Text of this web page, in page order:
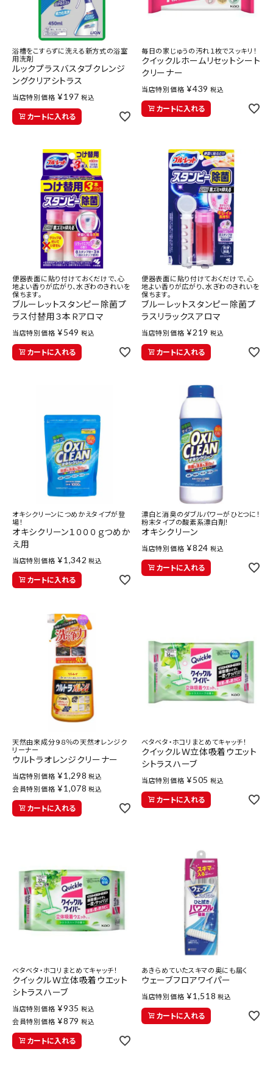
医薬品に関する注意事項
プライバシーポリシー
特定商取引法について
お問い合わせ
浴槽をこすらずに洗える新方式の浴室
用洗剤
ルックプラスバスタブクレンジ
ングクリアシトラス
当店特別価格 ¥197 税込
カートに入れる
毎日の家じゅうの汚れ１枚でスッキリ！
クイックルホームリセットシート
クリーナー
当店特別価格 ¥439 税込
カートに入れる
便器表面に貼り付けておくだけで、心
地よい香りが広がり、水ぎわのきれいを
保ちます。
ブルーレットスタンピー除菌プ
ラス付替用３本Ｒアロマ
当店特別価格 ¥549 税込
カートに入れる
便器表面に貼り付けておくだけで、心
地よい香りが広がり、水ぎわのきれいを
保ちます。
ブルーレットスタンピー除菌プ
ラスリラックスアロマ
当店特別価格 ¥219 税込
カートに入れる
オキシクリーンにつめかえタイプが登
場！
オキシクリーン１０００ｇつめか
え用
当店特別価格 ¥1,342 税込
カートに入れる
漂白と消臭のダブルパワーがひとつに！
粉末タイプの酸素系漂白剤！
オキシクリーン
当店特別価格 ¥824 税込
カートに入れる
天然由来成分９８％の天然オレンジク
リーナー
ウルトラオレンジクリーナー
当店特別価格 ¥1,298 税込
会員特別価格 ¥1,078 税込
カートに入れる
ベタベタ・ホコリまとめてキャッチ！
クイックルＷ立体吸着ウエット
シトラスハーブ
当店特別価格 ¥505 税込
カートに入れる
ベタベタ・ホコリまとめてキャッチ！
クイックルＷ立体吸着ウエット
シトラスハーブ
当店特別価格 ¥935 税込
会員特別価格 ¥879 税込
カートに入れる
あきらめていたスキマの奥にも届く
ウェーブフロアワイパー
当店特別価格 ¥1,518 税込
カートに入れる